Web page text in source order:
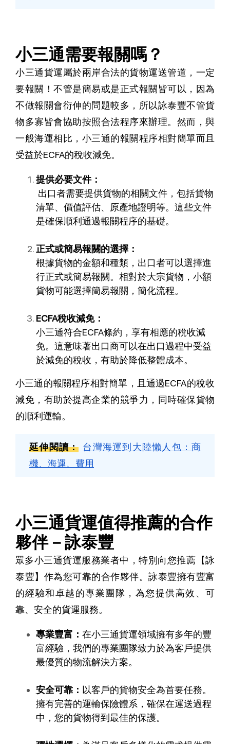
小三通需要報關嗎？
小三通貨運屬於兩岸合法的貨物運送管道，一定
要報關！不管是簡易或是正式報關皆可以，因為
不做報關會衍伸的問題較多，所以詠泰豐不管貨
物多寡皆會協助按照合法程序來辦理。然而，與
一般海運相比，小三通的報關程序相對簡單而且
受益於ECFA的稅收減免。
提供必要文件：
出口者需要提供貨物的相關文件，包括貨物
清單、價值評估、原產地證明等。這些文件
是確保順利通過報關程序的基礎。
正式或簡易報關的選擇：
根據貨物的金額和種類，出口者可以選擇進
行正式或簡易報關。相對於大宗貨物，小額
貨物可能選擇簡易報關，簡化流程。
ECFA稅收減免：
小三通符合ECFA條約，享有相應的稅收減
免。這意味著出口商可以在出口過程中受益
於減免的稅收，有助於降低整體成本。
小三通的報關程序相對簡單，且通過ECFA的稅收
減免，有助於提高企業的競爭力，同時確保貨物
的順利運輸。
延伸閱讀： 台灣海運到大陸懶人包：商
機、海運、費用
小三通貨運值得推薦的合作
夥伴－詠泰豐
眾多小三通貨運服務業者中，特別向您推薦​​【詠
泰豐】作為您可靠的合作夥伴。詠泰豐擁有豐富
的經驗和卓越的專業團隊，為您提供高效、可
靠、安全的貨運服務。
專業豐富： ​​在小三通貨運領域擁有多年的豐
富經驗，我們的專業團隊致力於為客戶提供
最優質的物流解決方案。
安全可靠： 以客戶的貨物安全為首要任務。​​
擁有完善的運輸保險體系，確保在運送過程
中，您的貨物得到最佳的保護。